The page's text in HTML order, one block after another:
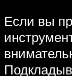
Если вы